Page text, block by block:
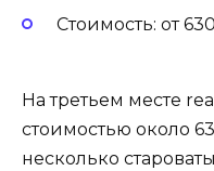
Стоимость: от
На третьем месте
стоимостью около
несколько